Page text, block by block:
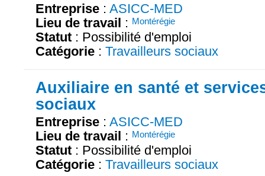
Entreprise : ASICC-MED
Lieu de travail : Montérégie
Statut : Possibilité d'emploi
Catégorie : Travailleurs sociaux
Auxiliaire en santé et
sociaux
Entreprise : ASICC-MED
Lieu de travail : Montérégie
Statut : Possibilité d'emploi
Catégorie : Travailleurs sociaux